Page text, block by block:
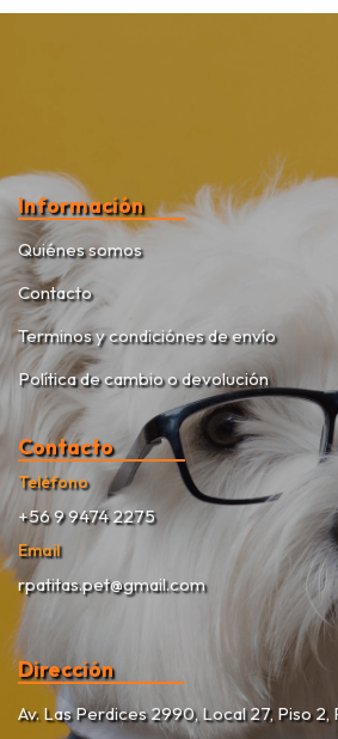
Información
Quiénes somos
Contacto
Terminos y condiciónes de envío
Política de cambio o devolución
Contacto
Teléfono
+56 9 9474 2275
Email
rpatitas.pet@gmail.com
Dirección
Av. Las Perdices 2990, Local 27, Piso 2,